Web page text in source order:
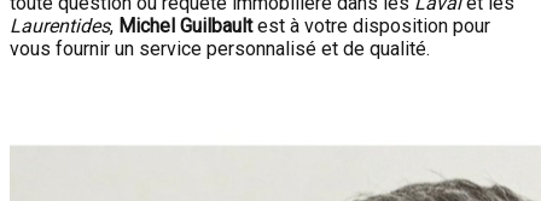
Laurentides, Michel Guilbaultest à votre disposition pour
vous fournir un service personnalisé et de qualité.